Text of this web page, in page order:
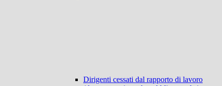
Dirigenti cessati dal rapporto di lavoro